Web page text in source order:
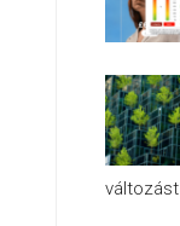
változást